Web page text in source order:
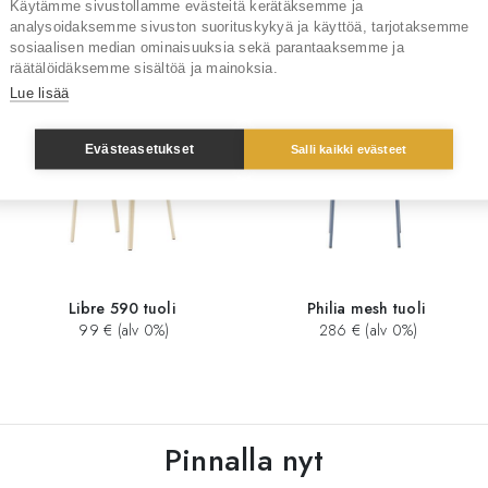
Sinua saattaisi kiinnostaa myös
Libre 590 tuoli
99 € (alv 0%)
Philia mesh tuoli
286 € (alv 0%)
Pinnalla nyt
Käytämme sivustollamme evästeitä kerätäksemme ja
analysoidaksemme sivuston suorituskykyä ja käyttöä, tarjotaksemme
sosiaalisen median ominaisuuksia sekä parantaaksemme ja
räätälöidäksemme sisältöä ja mainoksia.
Lue lisää
Evästeasetukset Salli kaikki evästeet